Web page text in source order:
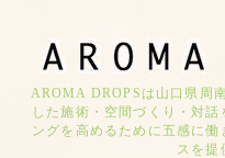
AROMA DROPSは山口県周
した施術・空間づくり・対
ングを高めるために五感に
スを提